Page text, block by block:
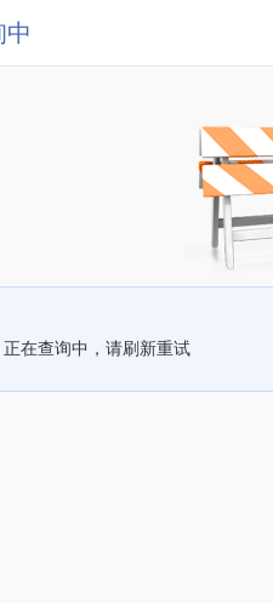
中
正在查询中，请刷新重试